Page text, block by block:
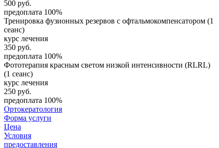
500 руб.
предоплата 100%
Тренировка фузионных резервов с офтальмокомпенсатором (1
сеанс)
курс лечения
350 руб.
предоплата 100%
Фототерапия красным светом низкой интенсивности (RLRL)
(1 сеанс)
курс лечения
250 руб.
предоплата 100%
Ортокератология
Форма услуги
Цена
Условия
предоставления